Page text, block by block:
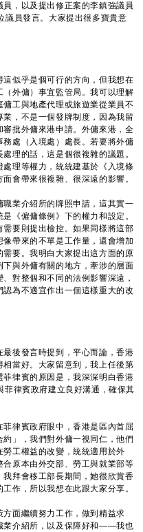
，以及提出修正案的李鎮強議員
議員發言。大家提出很多寶貴意
似乎是個可行的方向，但我想在
外傭）事宜監管局。我可以理解
工與地產代理或旅遊業從業員不
，不是一個發牌制度，因為我留
批外傭來港申請。外傭來港，全
處（入境處）處長。若要將外傭
理的話，這是個很複雜的議題。
理等權力，統統建基於《入境條
會帶來很複雜、很深遠的影響。
業介紹所的牌照申請，這其實一
《僱傭條例》下的權力和設定。
需要則提出檢控。如果同樣將這部
帶來的不單是工作量，還會增加
要。我明白大家提出這方面的原
與外傭有關的地方，牽涉的層面
對整個和不同的法例影響深遠，
為不適宜作出一個這樣重大的改
後發言時提到，平心而論，香港
當好。大家留意到，我上任後第
律賓的原因是，我深深明白香港
律賓政府建立良好溝通，確保其
律賓政府眼中，香港是區內首屈
」，我們對外傭一視同仁，他們
工權益的改變，統統適用於外
原本由外交部、勞工與就業部等
拜會移工部長期間，她很欣賞香
作，所以我想在此跟大家分享。
面繼續努力工作，做到精益求
業介紹所，以及保障好和——我也